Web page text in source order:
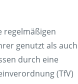
regelmäßigen
genutzt als auch
durch eine
(TfV)